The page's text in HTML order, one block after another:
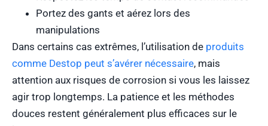
Portez des gants et aérez lors des
manipulations
Dans certains cas extrêmes, l’utilisation de produits
comme Destop peut s’avérer nécessaire, mais
attention aux risques de corrosion si vous les laissez
agir trop longtemps. La patience et les méthodes
douces restent généralement plus efficaces sur le